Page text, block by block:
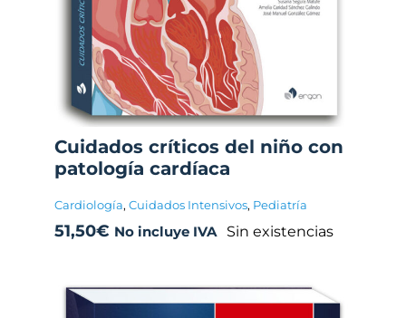
Cuidados críticos del niño con
patología cardíaca
Cardiología, Cuidados Intensivos, Pediatría
51,50€ No incluye IVA Sin existencias